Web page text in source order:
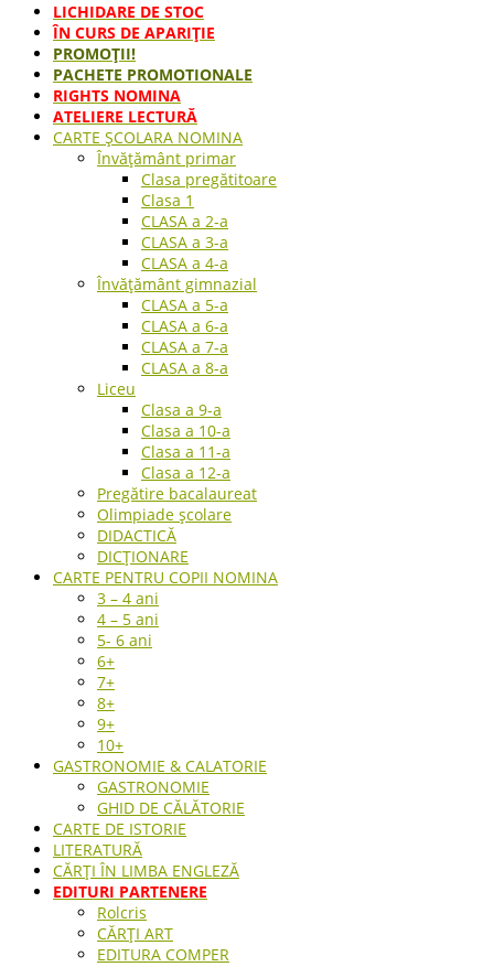
LICHIDARE DE STOC
ÎN CURS DE APARIŢIE
PROMOȚII!
PACHETE PROMOTIONALE
RIGHTS NOMINA
ATELIERE LECTURĂ
CARTE ŞCOLARA NOMINA
Învățământ primar
Clasa pregătitoare
Clasa 1
CLASA a 2-a
CLASA a 3-a
CLASA a 4-a
Învățământ gimnazial
CLASA a 5-a
CLASA a 6-a
CLASA a 7-a
CLASA a 8-a
Liceu
Clasa a 9-a
Clasa a 10-a
Clasa a 11-a
Clasa a 12-a
Pregătire bacalaureat
Olimpiade școlare
DIDACTICĂ
DICȚIONARE
CARTE PENTRU COPII NOMINA
3 – 4 ani
4 – 5 ani
5- 6 ani
6+
7+
8+
9+
10+
GASTRONOMIE & CALATORIE
GASTRONOMIE
GHID DE CĂLĂTORIE
CARTE DE ISTORIE
LITERATURĂ
CĂRȚI ÎN LIMBA ENGLEZĂ
EDITURI PARTENERE
Rolcris
CĂRȚI ART
EDITURA COMPER